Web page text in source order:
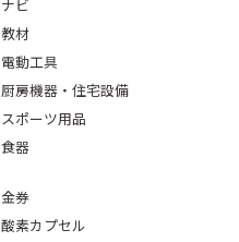
ナビ
教材
電動工具
厨房機器・住宅設備
スポーツ用品
食器
金券
酸素カプセル